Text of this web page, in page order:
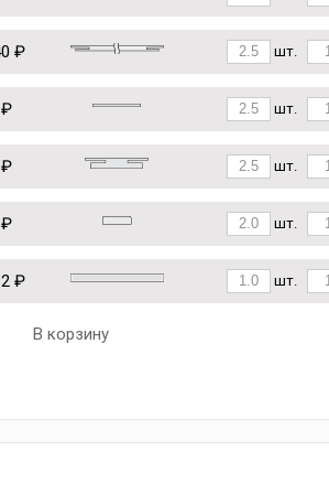
₽ шт.
шт.
шт.
шт.
₽ шт.
В корзину